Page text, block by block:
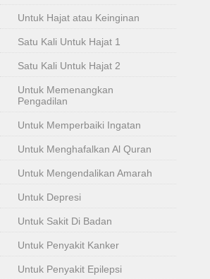
Untuk Hajat atau Keinginan
Satu Kali Untuk Hajat 1
Satu Kali Untuk Hajat 2
Untuk Memenangkan
Pengadilan
Untuk Memperbaiki Ingatan
Untuk Menghafalkan Al Quran
Untuk Mengendalikan Amarah
Untuk Depresi
Untuk Sakit Di Badan
Untuk Penyakit Kanker
Untuk Penyakit Epilepsi